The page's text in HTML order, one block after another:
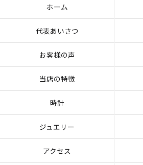
ホーム
代表あいさつ
お客様の声
当店の特徴
時計
ジュエリー
アクセス